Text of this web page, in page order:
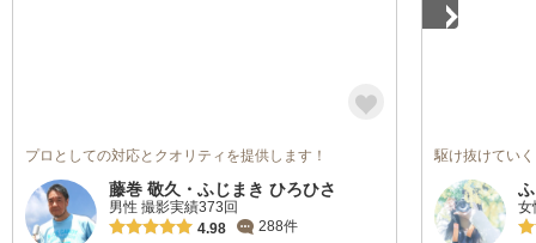
プロとしての対応とクオリティを提供します！
藤巻 敬久・ふじまき ひろひさ
男性 撮影実績373回
4.98
288件
駆け抜けてい
女